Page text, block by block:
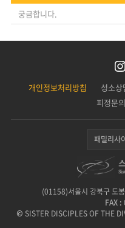
궁금합니다.
개인정보처리방침 성소상
피정문의
패밀리사
(01158)서울시 강북구 도
FAX :
© SISTER DISCIPLES OF THE